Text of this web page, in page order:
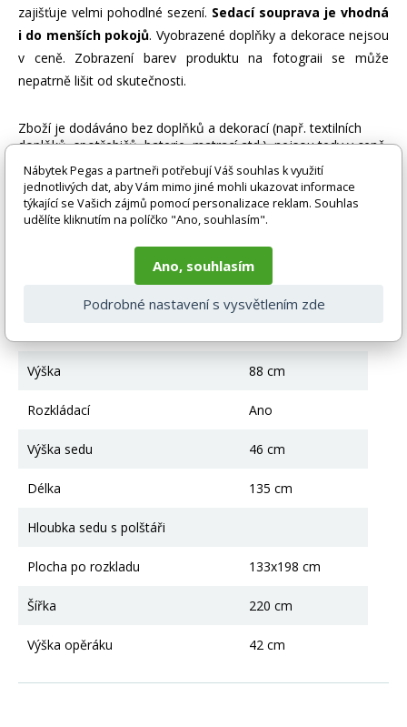
zajišťuje velmi pohodlné sezení. Sedací souprava je vhodná
i do menších pokojů. Vyobrazené doplňky a dekorace nejsou
v ceně. Zobrazení barev produktu na fotograii se může
nepatrně lišit od skutečnosti.
Zboží je dodáváno bez doplňků a dekorací (např. textilních
doplňků, spotřebičů, baterie, matrací atd.), nejsou tedy v ceně.
Pokud není uvedeno jinak. Většinou je zboží dodáváno v
demontovaném stavu, dle charakteru zboží. Fotografie mohou
být i ilustrační a barva produktu nemusí odpovídat skutečnosti
vlivem nastavení monitoru a převodem do el. podoby. V
případě nejasností kontaktujte naše klientské centrum
pegas@nabytek-pegas.cz či volejte 777244446.
Technické parametry
Výška 88 cm
Rozkládací Ano
Výška sedu 46 cm
Délka 135 cm
Hloubka sedu s polštáři
Plocha po rozkladu 133x198 cm
Šířka 220 cm
Výška opěráku 42 cm
Nábytek Pegas a partneři potřebují Váš souhlas k využití
jednotlivých dat, aby Vám mimo jiné mohli ukazovat informace
týkající se Vašich zájmů pomocí personalizace reklam. Souhlas
udělíte kliknutím na políčko "Ano, souhlasím".
Ano, souhlasím
Podrobné nastavení s vysvětlením zde